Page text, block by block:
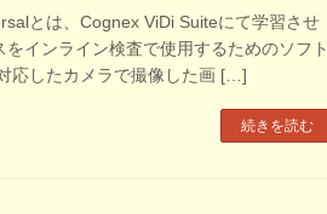
とは、Cognex ViDi Suiteにて学習させ
インライン検査で使用するためのソフト
応したカメラで撮像した画 […]
続きを読む